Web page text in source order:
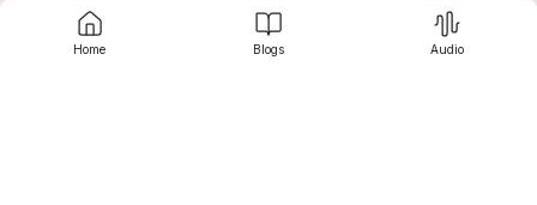
Home Blogs Audio
Contact us